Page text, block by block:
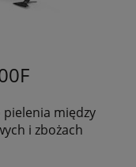
między
i zbożach